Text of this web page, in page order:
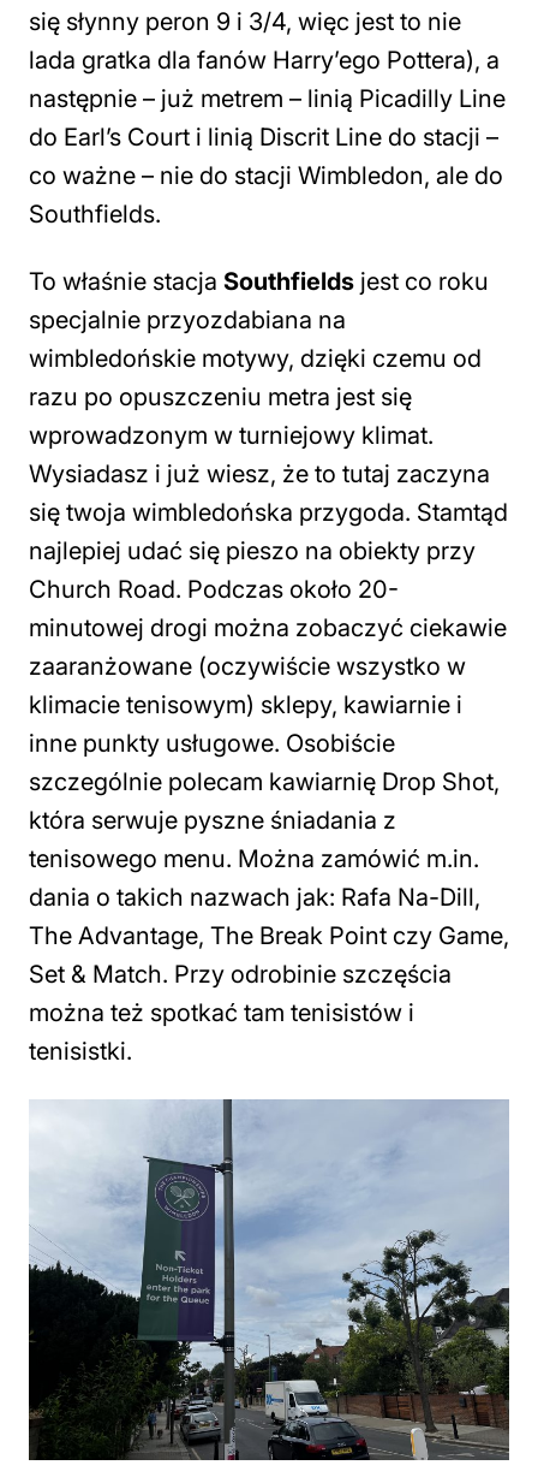
się słynny peron 9 i 3/4, więc jest to nie
lada gratka dla fanów Harry’ego Pottera), a
następnie – już metrem – linią Picadilly Line
do Earl’s Court i linią Discrit Line do stacji –
co ważne – nie do stacji Wimbledon, ale do
Southfields.
To właśnie stacja Southfields jest co roku
specjalnie przyozdabiana na
wimbledońskie motywy, dzięki czemu od
razu po opuszczeniu metra jest się
wprowadzonym w turniejowy klimat.
Wysiadasz i już wiesz, że to tutaj zaczyna
się twoja wimbledońska przygoda. Stamtąd
najlepiej udać się pieszo na obiekty przy
Church Road. Podczas około 20-
minutowej drogi można zobaczyć ciekawie
zaaranżowane (oczywiście wszystko w
klimacie tenisowym) sklepy, kawiarnie i
inne punkty usługowe. Osobiście
szczególnie polecam kawiarnię Drop Shot,
która serwuje pyszne śniadania z
tenisowego menu. Można zamówić m.in.
dania o takich nazwach jak: Rafa Na-Dill,
The Advantage, The Break Point czy Game,
Set & Match. Przy odrobinie szczęścia
można też spotkać tam tenisistów i
tenisistki.